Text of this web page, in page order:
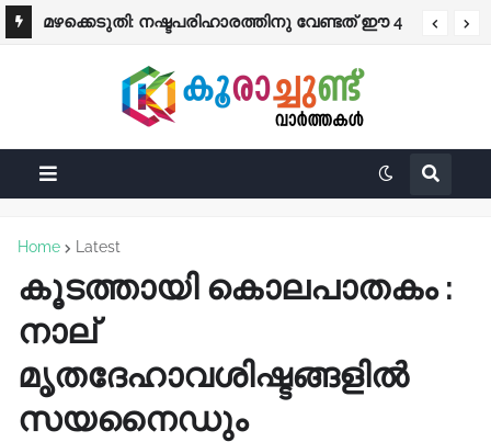
മഴക്കെടുതി: നഷ്ടപരിഹാരത്തിനു വേണ്ടത് ഈ 4
പ്രത്യേക ശ്രദ്ധക്ക്
Home Latest
കൂടത്തായി കൊലപാതകം :
നാല്
മൃതദേഹാവശിഷ്ടങ്ങളിൽ
സയനൈഡും